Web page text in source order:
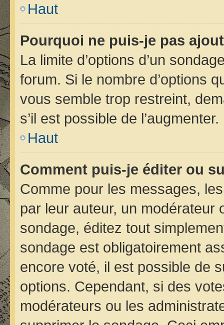
Haut
Pourquoi ne puis-je pas
La limite d’options d’un
forum. Si le nombre d’options
vous semble trop restreint,
s’il est possible de l’augmenter.
Haut
Comment puis-je éditer ou
Comme pour les messages,
par leur auteur, un modérateur
sondage, éditez tout
sondage est obligatoirement
encore voté, il est possible de
options. Cependant, si des
modérateurs ou les